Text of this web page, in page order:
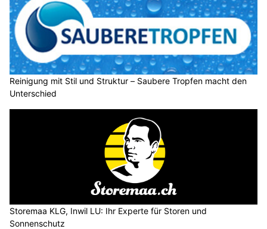
Reinigung mit Stil und Struktur – Saubere Tropfen macht den
Unterschied
Storemaa KLG, Inwil LU: Ihr Experte für Storen und
Sonnenschutz